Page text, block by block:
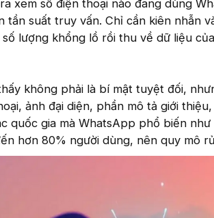
xem số điện thoại nào đang dùng
tần suất truy vấn. Chỉ cần kiên nhẫn
lượng khổng lồ rồi thu về dữ liệu
không phải là bí mật tuyệt đối,
ảnh đại diện, phần mô tả giới
quốc gia mà WhatsApp phổ biến như
hơn 80% người dùng, nên quy mô